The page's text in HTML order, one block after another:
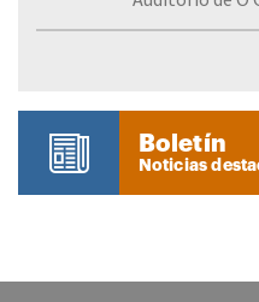
Boletín
Noticias